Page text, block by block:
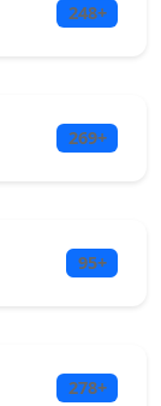
248+
269+
95+
278+